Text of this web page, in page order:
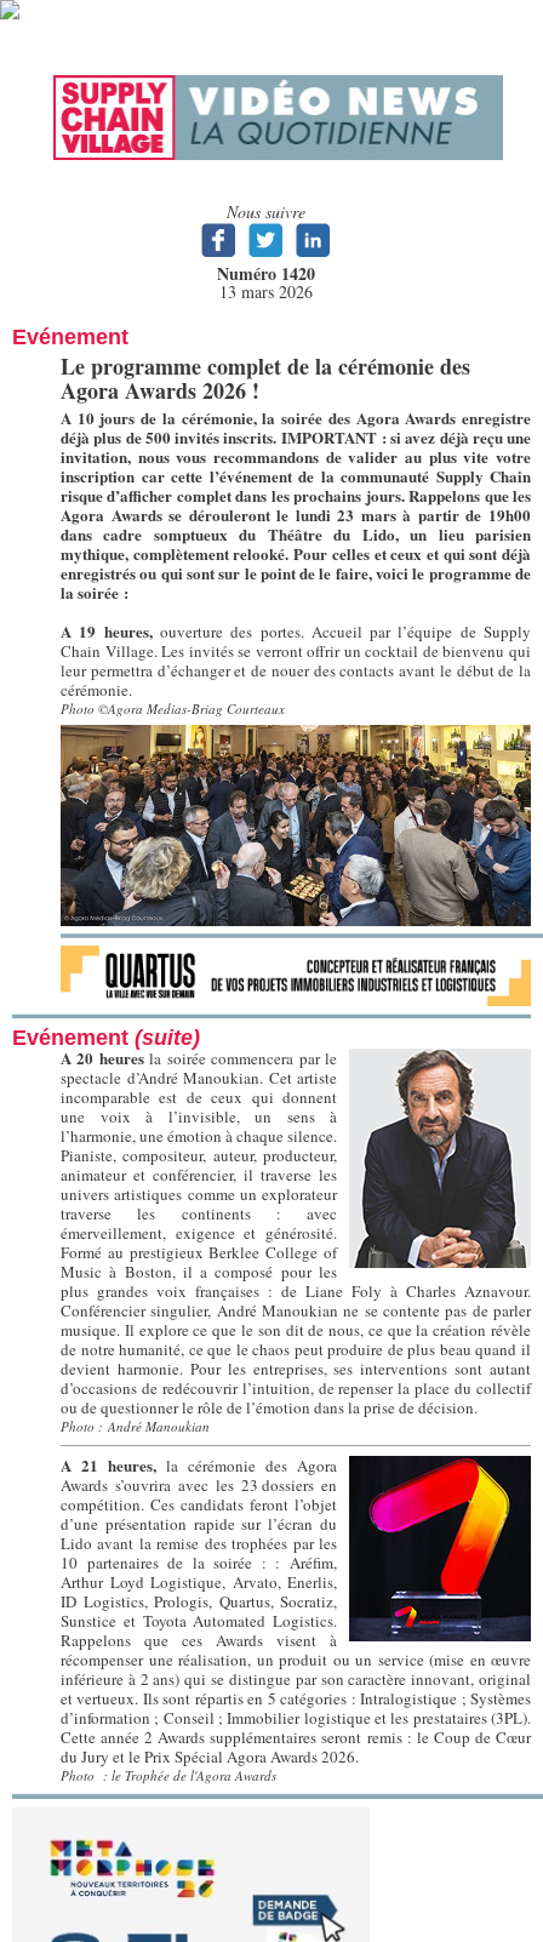
Nous suivre
Numéro 1420
13 mars 2026
Evénement
Le programme complet de la cérémonie des
Agora Awards 2026 !
A 10 jours de la cérémonie, la soirée des Agora Awards enregistre
déjà plus de 500 invités inscrits. IMPORTANT : si avez déjà reçu une
invitation, nous vous recommandons de valider au plus vite votre
inscription car cette l’événement de la communauté Supply Chain
risque d’afficher complet dans les prochains jours. Rappelons que les
Agora Awards se dérouleront le lundi 23 mars à partir de 19h00
dans cadre somptueux du Théâtre du Lido, un lieu parisien
mythique, complètement relooké. Pour celles et ceux et qui sont déjà
enregistrés ou qui sont sur le point de le faire, voici le programme de
la soirée :
A 19 heures,ouverture des portes. Accueil par l’équipe de Supply
Chain Village. Les invités se verront offrir un cocktail de bienvenu qui
leur permettra d’échanger et de nouer des contacts avant le début de la
cérémonie.
Photo ©Agora Medias-Briag Courteaux
Evénement (suite)
A 20 heuresla soirée commencera par le
spectacle d’André Manoukian. Cet artiste
incomparable est de ceux qui donnent
une voix à l’invisible, un sens à
l’harmonie, une émotion à chaque silence.
Pianiste, compositeur, auteur, producteur,
animateur et conférencier, il traverse les
univers artistiques comme un explorateur
traverse les continents : avec
émerveillement, exigence et générosité.
Formé au prestigieux Berklee College of
Music à Boston, il a composé pour les
plus grandes voix françaises : de Liane Foly à Charles Aznavour.
Conférencier singulier, André Manoukian ne se contente pas de parler
musique. Il explore ce que le son dit de nous, ce que la création révèle
de notre humanité, ce que le chaos peut produire de plus beau quand il
devient harmonie. Pour les entreprises, ses interventions sont autant
d’occasions de redécouvrir l’intuition, de repenser la place du collectif
ou de questionner le rôle de l’émotion dans la prise de décision.
Photo : André Manoukian
A 21 heures, la cérémonie des Agora
Awards s’ouvrira avec les 23 dossiers en
compétition. Ces candidats feront l’objet
d’une présentation rapide sur l’écran du
Lido avant la remise des trophées par les
10 partenaires de la soirée : : Aréfim,
Arthur Loyd Logistique, Arvato, Enerlis,
ID Logistics, Prologis, Quartus, Socratiz,
Sunstice et Toyota Automated Logistics.
Rappelons que ces Awards visent à
récompenser une réalisation, un produit ou un service (mise en œuvre
inférieure à 2 ans) qui se distingue par son caractère innovant, original
et vertueux. Ils sont répartis en 5 catégories : Intralogistique ; Systèmes
d’information ; Conseil ; Immobilier logistique et les prestataires (3PL).
Cette année 2 Awards supplémentaires seront remis : le Coup de Cœur
du Jury et le Prix Spécial Agora Awards 2026.
Photo : le Trophée de l'Agora Awards